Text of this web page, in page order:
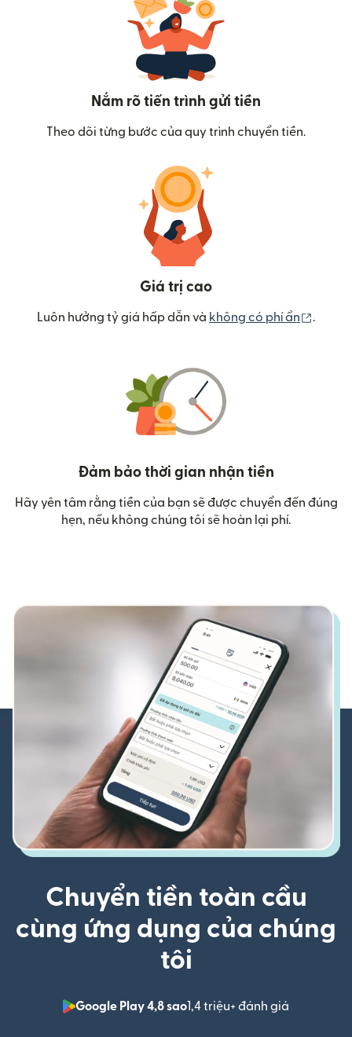
Nắm rõ tiến trình gửi tiền
Theo dõi từng bước của quy trình chuyển tiền.
Giá trị cao
Luôn hưởng tỷ giá hấp dẫn và không có phí ẩn .
Đảm bảo thời gian nhận tiền
Hãy yên tâm rằng tiền của bạn sẽ được chuyển đến đúng
hẹn, nếu không chúng tôi sẽ hoàn lại phí.
Chuyển tiền toàn cầu
cùng ứng dụng của chúng
tôi
Google Play 4,8 sao1,4 triệu+ đánh giá